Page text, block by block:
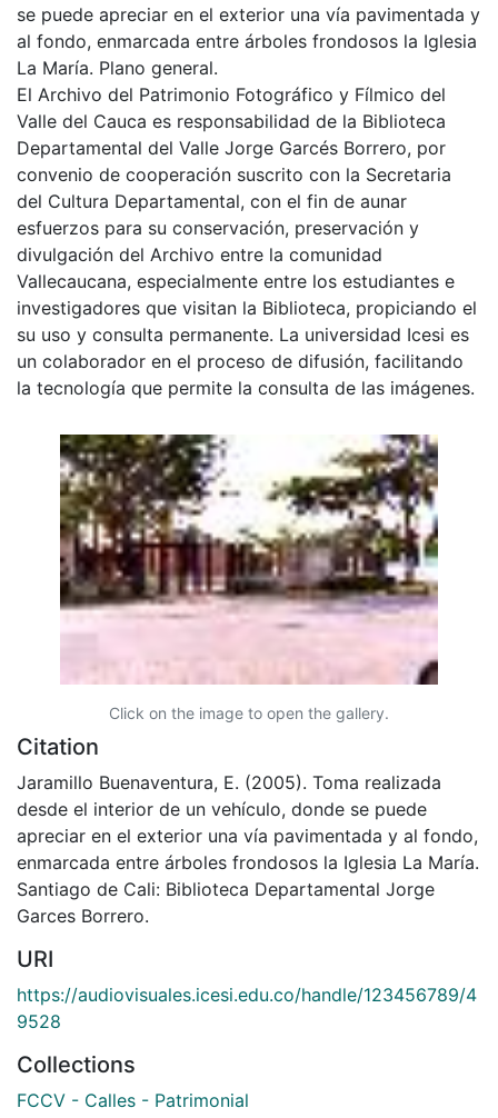
se puede apreciar en el exterior una vía pavimentada y
al fondo, enmarcada entre árboles frondosos la Iglesia
La María. Plano general.
El Archivo del Patrimonio Fotográfico y Fílmico del
Valle del Cauca es responsabilidad de la Biblioteca
Departamental del Valle Jorge Garcés Borrero, por
convenio de cooperación suscrito con la Secretaria
del Cultura Departamental, con el fin de aunar
esfuerzos para su conservación, preservación y
divulgación del Archivo entre la comunidad
Vallecaucana, especialmente entre los estudiantes e
investigadores que visitan la Biblioteca, propiciando el
su uso y consulta permanente. La universidad Icesi es
un colaborador en el proceso de difusión, facilitando
la tecnología que permite la consulta de las imágenes.
Click on the image to open the gallery.
Citation
Jaramillo Buenaventura, E. (2005). Toma realizada
desde el interior de un vehículo, donde se puede
apreciar en el exterior una vía pavimentada y al fondo,
enmarcada entre árboles frondosos la Iglesia La María.
Santiago de Cali: Biblioteca Departamental Jorge
Garces Borrero.
URI
https://audiovisuales.icesi.edu.co/handle/123456789/4
9528
Collections
FCCV - Calles - Patrimonial